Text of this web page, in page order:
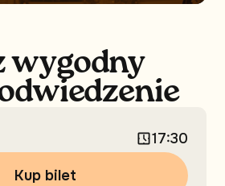
wygodny
17:30
Kup bilet